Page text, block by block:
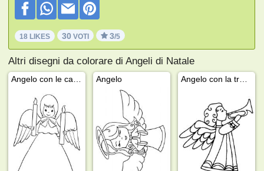
18 LIKES 30 VOTI 3/5
Altri disegni da colorare di Angeli di Natale
Angelo